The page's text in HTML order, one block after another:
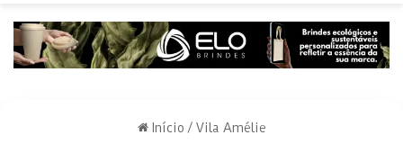
Início / Vila Amélie